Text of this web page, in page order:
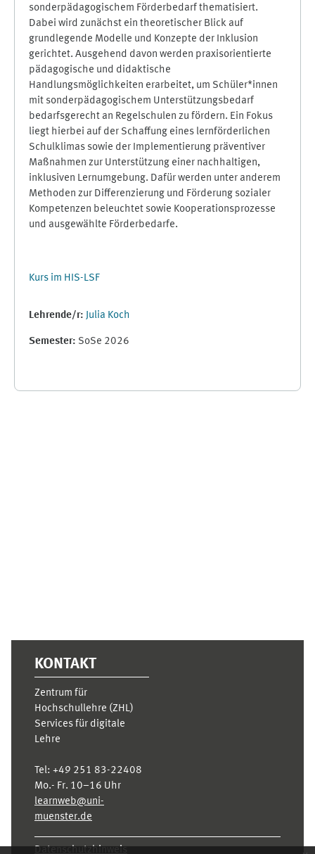
sonderpädagogischem Förderbedarf thematisiert.
Dabei wird zunächst ein theoretischer Blick auf
grundlegende Modelle und Konzepte der Inklusion
gerichtet. Ausgehend davon werden praxisorientierte
pädagogische und didaktische
Handlungsmöglichkeiten erarbeitet, um Schüler*innen
mit sonderpädagogischem Unterstützungsbedarf
bedarfsgerecht an Regelschulen zu fördern. Ein Fokus
liegt hierbei auf der Schaffung eines lernförderlichen
Schulklimas sowie der Implementierung präventiver
Maßnahmen zur Unterstützung einer nachhaltigen,
inklusiven Lernumgebung. Dafür werden unter anderem
Methoden zur Differenzierung und Förderung sozialer
Kompetenzen beleuchtet sowie Kooperationsprozesse
und ausgewählte Förderbedarfe.
Kurs im HIS-LSF
Lehrende/r: Julia Koch
Semester: SoSe 2026
KONTAKT
Zentrum für
Hochschullehre (ZHL)
Services für digitale
Lehre
Tel: +49 251 83-22408
Mo.- Fr. 10–16 Uhr
learnweb@uni-
muenster.de